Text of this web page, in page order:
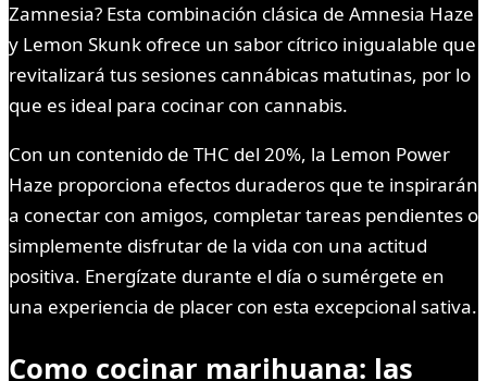
Zamnesia? Esta combinación clásica de Amnesia Haze
y Lemon Skunk ofrece un sabor cítrico inigualable que
revitalizará tus sesiones cannábicas matutinas, por lo
que es ideal para cocinar con cannabis.
Con un contenido de THC del 20%, la Lemon Power
Haze proporciona efectos duraderos que te inspirarán
a conectar con amigos, completar tareas pendientes o
simplemente disfrutar de la vida con una actitud
positiva. Energízate durante el día o sumérgete en
una experiencia de placer con esta excepcional sativa.
Como cocinar marihuana: las